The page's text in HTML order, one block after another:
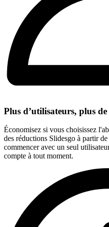
Plus d’utilisateurs, plus
Économisez si vous choisissez
des réductions Slidesgo à partir
commencer avec un seul
compte à tout moment.